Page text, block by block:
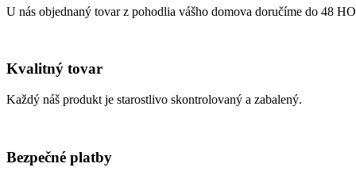
U nás objednaný tovar z pohodlia vášho domova doručíme do 48
Kvalitný tovar
Každý náš produkt je starostlivo skontrolovaný a zabalený.
Bezpečné platby